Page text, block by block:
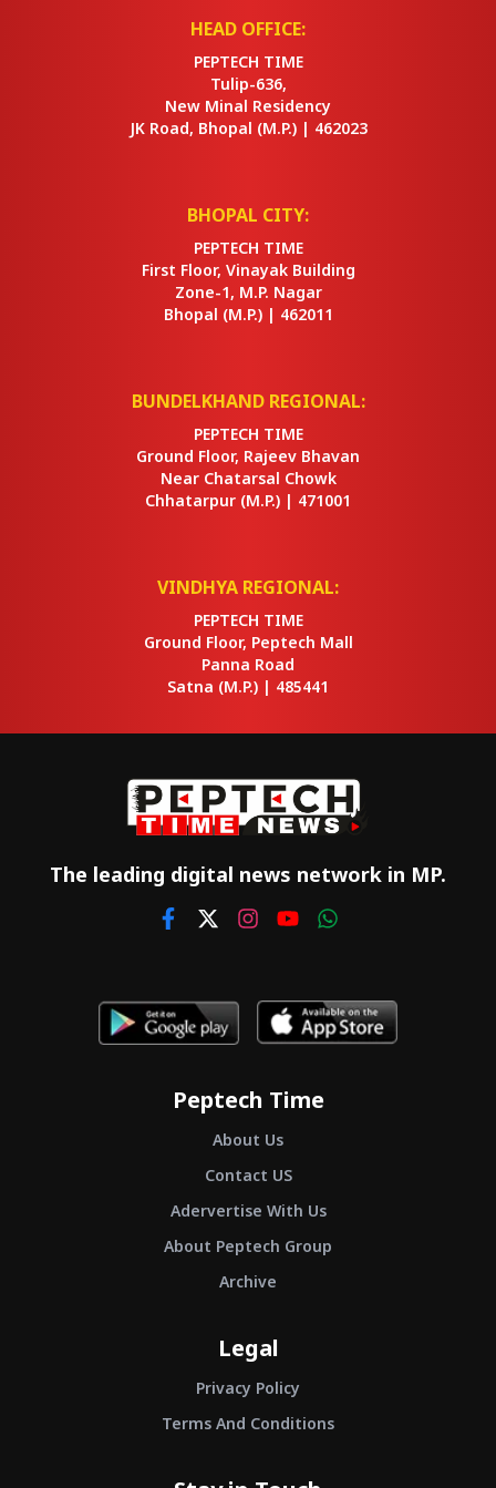
HEAD OFFICE:
PEPTECH TIME
Tulip-636,
New Minal Residency
JK Road, Bhopal (M.P.) | 462023
BHOPAL CITY:
PEPTECH TIME
First Floor, Vinayak Building
Zone-1, M.P. Nagar
Bhopal (M.P.) | 462011
BUNDELKHAND REGIONAL:
PEPTECH TIME
Ground Floor, Rajeev Bhavan
Near Chatarsal Chowk
Chhatarpur (M.P.) | 471001
VINDHYA REGIONAL:
PEPTECH TIME
Ground Floor, Peptech Mall
Panna Road
Satna (M.P.) | 485441
The leading digital news network in MP.
Peptech Time
About Us
Contact US
Adervertise With Us
About Peptech Group
Archive
Legal
Privacy Policy
Terms And Conditions